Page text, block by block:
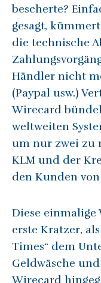
bescherte?
gesagt,
die technische
Händler nicht
(Paypal usw.)
Wirecard
weltweiten
um nur zwei zu
KLM und der
den Kunden
Diese einmalige
erste Kratzer,
Times“ dem
Geldwäsche
Wirecard